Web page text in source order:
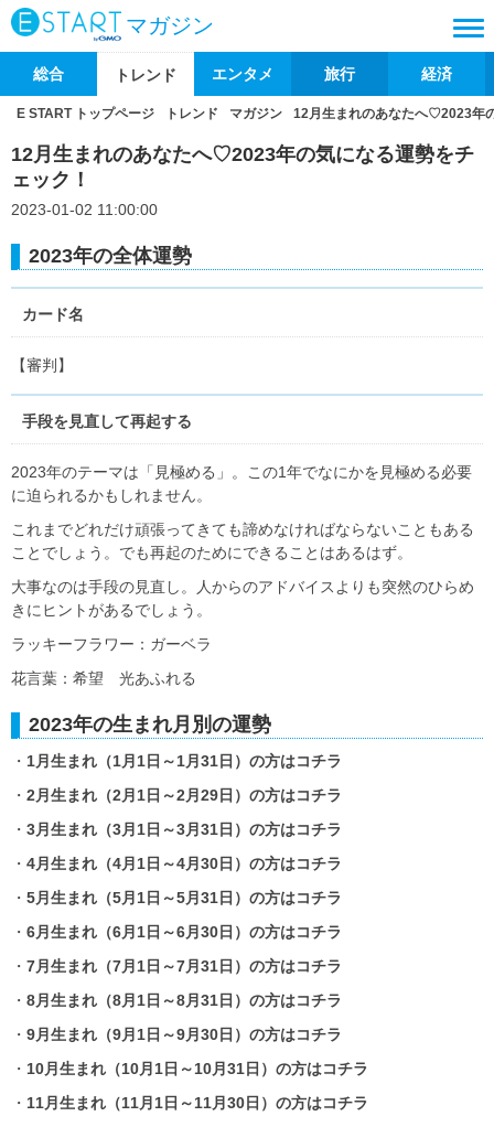
マガジン
総合 トレンド エンタメ 旅行 経済
E START トップページ トレンド マガジン 12月生まれのあなたへ♡2023年
12月生まれのあなたへ♡2023年の気になる運勢をチ
ェック！
2023-01-02 11:00:00
2023年の全体運勢
カード名
【審判】
手段を見直して再起する
2023年のテーマは「見極める」。この1年でなにかを見極める必要
に迫られるかもしれません。
これまでどれだけ頑張ってきても諦めなければならないこともある
ことでしょう。でも再起のためにできることはあるはず。
大事なのは手段の見直し。人からのアドバイスよりも突然のひらめ
きにヒントがあるでしょう。
ラッキーフラワー：ガーベラ
花言葉：希望 光あふれる
2023年の生まれ月別の運勢
・ 1月生まれ（1月1日～1月31日）の方はコチラ
・ 2月生まれ（2月1日～2月29日）の方はコチラ
・ 3月生まれ（3月1日～3月31日）の方はコチラ
・ 4月生まれ（4月1日～4月30日）の方はコチラ
・ 5月生まれ（5月1日～5月31日）の方はコチラ
・ 6月生まれ（6月1日～6月30日）の方はコチラ
・ 7月生まれ（7月1日～7月31日）の方はコチラ
・ 8月生まれ（8月1日～8月31日）の方はコチラ
・ 9月生まれ（9月1日～9月30日）の方はコチラ
・ 10月生まれ（10月1日～10月31日）の方はコチラ
・ 11月生まれ（11月1日～11月30日）の方はコチラ